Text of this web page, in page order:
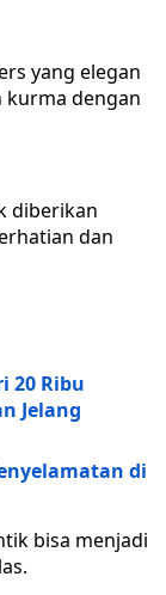
yang elegan
kurma dengan
diberikan
dan
20 Ribu
Jelang
di
bisa menjadi